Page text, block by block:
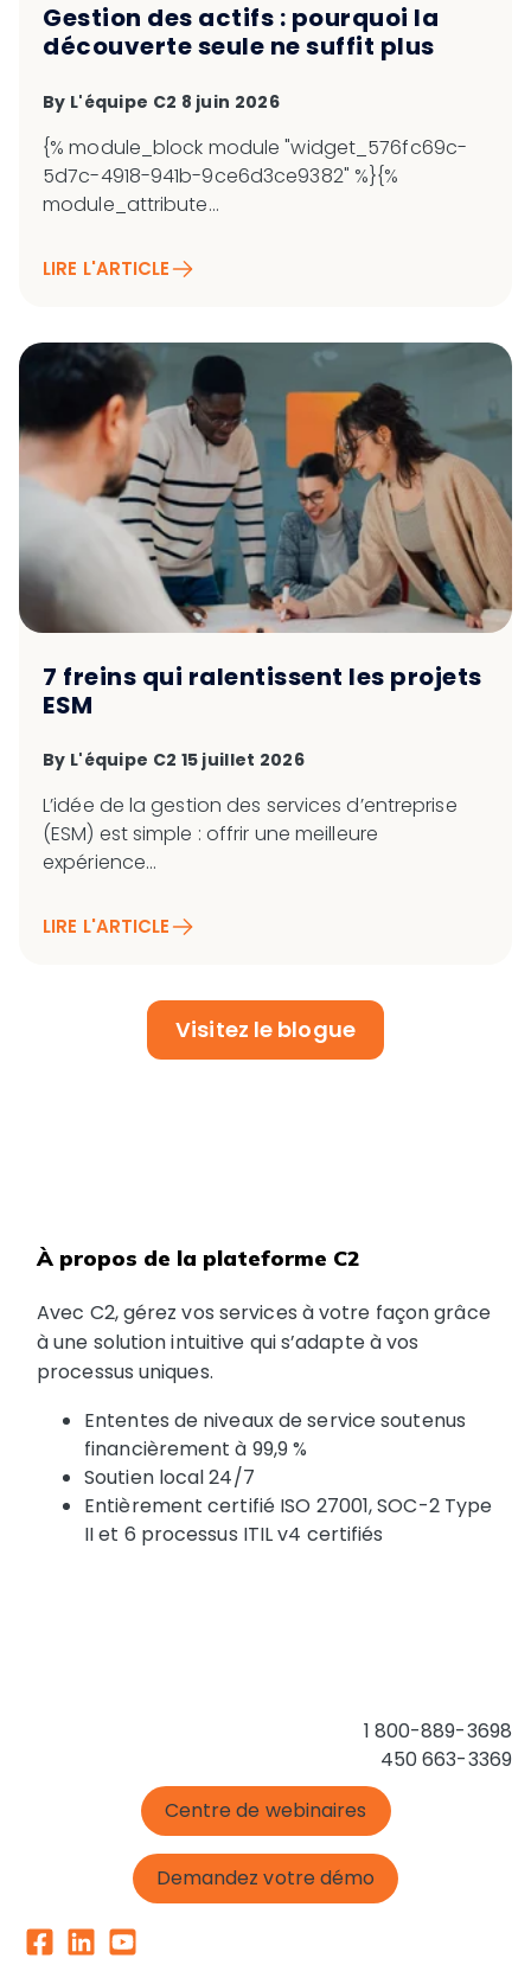
Gestion des actifs : pourquoi la
découverte seule ne suffit plus
By L'équipe C2 8 juin 2026
{% module_block module "widget_576fc69c-
5d7c-4918-941b-9ce6d3ce9382" %}{%
module_attribute...
LIRE L'ARTICLE
7 freins qui ralentissent les projets
ESM
By L'équipe C2 15 juillet 2026
L’idée de la gestion des services d’entreprise
(ESM) est simple : offrir une meilleure
expérience...
LIRE L'ARTICLE
Visitez le blogue
À propos de la plateforme C2
Avec C2, gérez vos services à votre façon grâce
à une solution intuitive qui s’adapte à vos
processus uniques.
Ententes de niveaux de service soutenus
financièrement à 99,9 %
Soutien local 24/7
Entièrement certifié ISO 27001, SOC-2 Type
II et 6 processus ITIL v4 certifiés
1 800-889-3698
450 663-3369
Centre de webinaires
Demandez votre démo